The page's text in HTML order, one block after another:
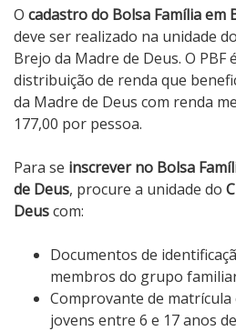
O cadastro do Bolsa Família em
deve ser realizado na unidade
Brejo da Madre de Deus. O PBF
distribuição de renda que
da Madre de Deus com renda
177,00 por pessoa.
Para se inscrever no Bolsa
de Deus, procure a unidade do
Deuscom:
Documentos de
membros do grupo
Comprovante de matrícula
jovens entre 6 e 17 anos